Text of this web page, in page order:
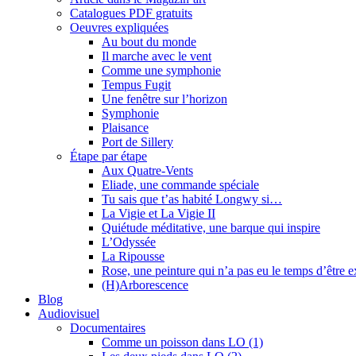
Catalogues PDF gratuits
Oeuvres expliquées
Au bout du monde
Il marche avec le vent
Comme une symphonie
Tempus Fugit
Une fenêtre sur l’horizon
Symphonie
Plaisance
Port de Sillery
Étape par étape
Aux Quatre-Vents
Eliade, une commande spéciale
Tu sais que t’as habité Longwy si…
La Vigie et La Vigie II
Quiétude méditative, une barque qui inspire
L’Odyssée
La Ripousse
Rose, une peinture qui n’a pas eu le temps d’être
(H)Arborescence
Blog
Audiovisuel
Documentaires
Comme un poisson dans LO (1)